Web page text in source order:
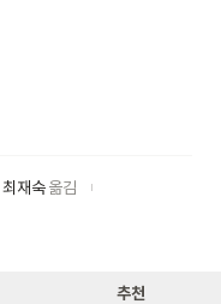
최재숙옮김
추천